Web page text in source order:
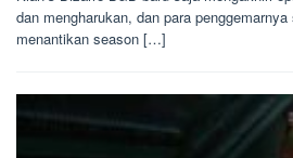
dan mengharukan, dan para
menantikan season […]